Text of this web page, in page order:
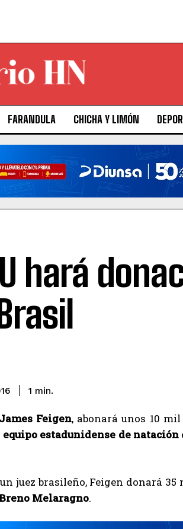
FARANDULA CHICHA Y LIMÓN
hará
1 min.
James Feigen, abonará unos 10
estadunidense de natación
juez brasileño, Feigen donará
Melaragno.